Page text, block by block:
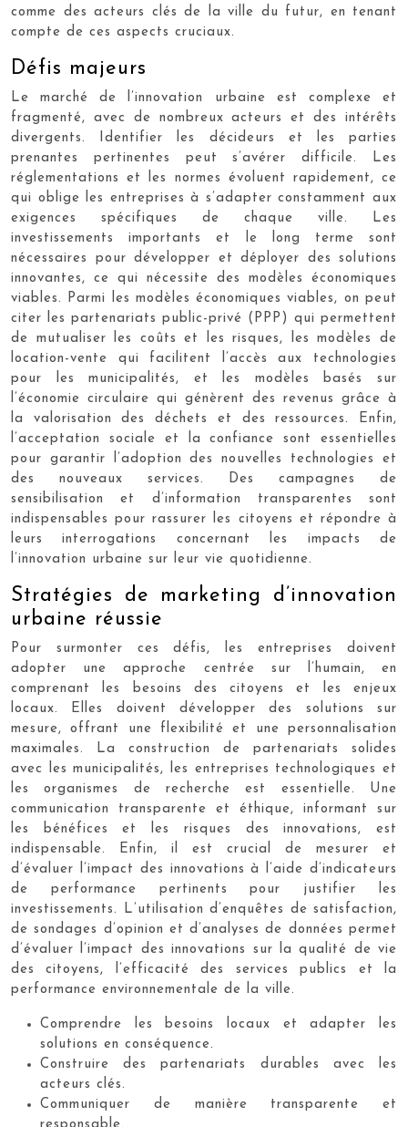
comme des acteurs clés de la ville du futur, en tenant
compte de ces aspects cruciaux.
Défis majeurs
Le marché de l’innovation urbaine est complexe et
fragmenté, avec de nombreux acteurs et des intérêts
divergents. Identifier les décideurs et les parties
prenantes pertinentes peut s’avérer difficile. Les
réglementations et les normes évoluent rapidement, ce
qui oblige les entreprises à s’adapter constamment aux
exigences spécifiques de chaque ville. Les
investissements importants et le long terme sont
nécessaires pour développer et déployer des solutions
innovantes, ce qui nécessite des modèles économiques
viables. Parmi les modèles économiques viables, on peut
citer les partenariats public-privé (PPP) qui permettent
de mutualiser les coûts et les risques, les modèles de
location-vente qui facilitent l’accès aux technologies
pour les municipalités, et les modèles basés sur
l’économie circulaire qui génèrent des revenus grâce à
la valorisation des déchets et des ressources. Enfin,
l’acceptation sociale et la confiance sont essentielles
pour garantir l’adoption des nouvelles technologies et
des nouveaux services. Des campagnes de
sensibilisation et d’information transparentes sont
indispensables pour rassurer les citoyens et répondre à
leurs interrogations concernant les impacts de
l’innovation urbaine sur leur vie quotidienne.
Stratégies de marketing d’innovation
urbaine réussie
Pour surmonter ces défis, les entreprises doivent
adopter une approche centrée sur l’humain, en
comprenant les besoins des citoyens et les enjeux
locaux. Elles doivent développer des solutions sur
mesure, offrant une flexibilité et une personnalisation
maximales. La construction de partenariats solides
avec les municipalités, les entreprises technologiques et
les organismes de recherche est essentielle. Une
communication transparente et éthique, informant sur
les bénéfices et les risques des innovations, est
indispensable. Enfin, il est crucial de mesurer et
d’évaluer l’impact des innovations à l’aide d’indicateurs
de performance pertinents pour justifier les
investissements. L’utilisation d’enquêtes de satisfaction,
de sondages d’opinion et d’analyses de données permet
d’évaluer l’impact des innovations sur la qualité de vie
des citoyens, l’efficacité des services publics et la
performance environnementale de la ville.
Comprendre les besoins locaux et adapter les
solutions en conséquence.
Construire des partenariats durables avec les
acteurs clés.
Communiquer de manière transparente et